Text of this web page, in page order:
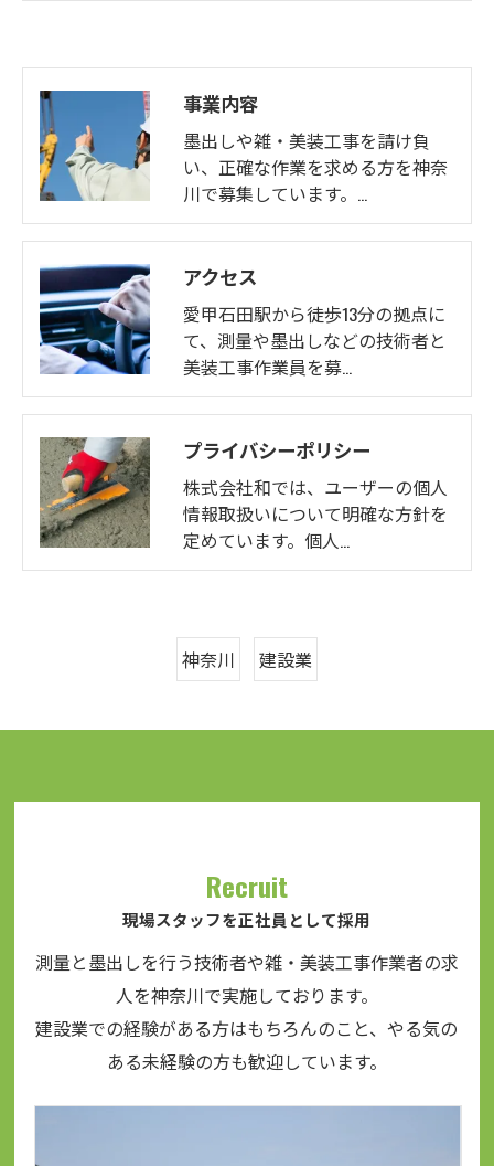
事業内容
墨出しや雑・美装工事を請け負
い、正確な作業を求める方を神奈
川で募集しています。…
アクセス
愛甲石田駅から徒歩13分の拠点に
て、測量や墨出しなどの技術者と
美装工事作業員を募…
プライバシーポリシー
株式会社和では、ユーザーの個人
情報取扱いについて明確な方針を
定めています。個人…
神奈川 建設業
現場スタッフを正社員として採用
Recruit
測量と墨出しを行う技術者や雑・美装工事作業者の求
人を神奈川で実施しております。
建設業での経験がある方はもちろんのこと、やる気の
ある未経験の方も歓迎しています。